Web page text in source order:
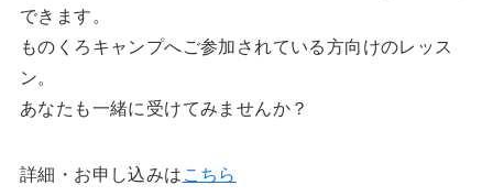
できます。
ものくろキャンプへご参加されている方向けのレッス
ン。
あなたも一緒に受けてみませんか？
詳細・お申し込みはこちら